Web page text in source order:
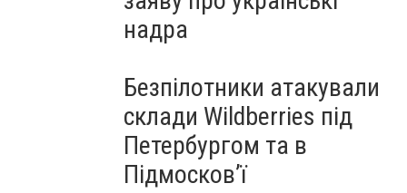
надра
Безпілотники атакували
склади Wildberries під
Петербургом та в
Підмосков’ї